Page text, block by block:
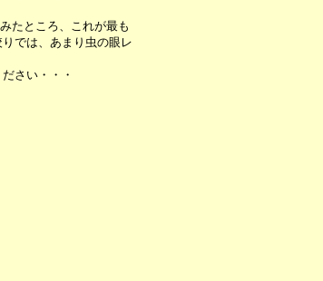
たところ、これが最も
では、あまり虫の眼レ
さい・・・